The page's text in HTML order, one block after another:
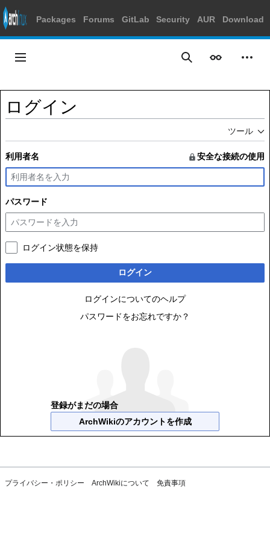
Packages Forums GitLab Security AUR Download
ス
プ
メインメニュー 検索 表示 個人
ログイン
ツール
利用者名 安全な接続の使用
パスワード
ログイン状態を保持
ログイン
ログインについてのヘルプ
パスワードをお忘れですか？
登録がまだの場合
ArchWikiのアカウントを作成
プライバシー・ポリシー ArchWikiについて 免責事項